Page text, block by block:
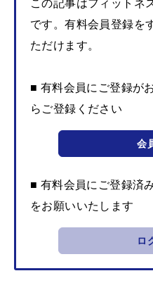
この記事はフィットネ
です。有料会員登録を
ただけます。
■ 有料会員にご登録が
らご登録ください
会
■ 有料会員にご登録済
をお願いいたします
ロ